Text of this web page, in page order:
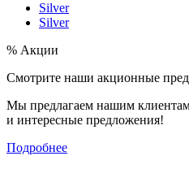
Silver
Silver
% Акции
Смотрите наши акционные
Мы предлагаем нашим
и интересные предложения!
Подробнее